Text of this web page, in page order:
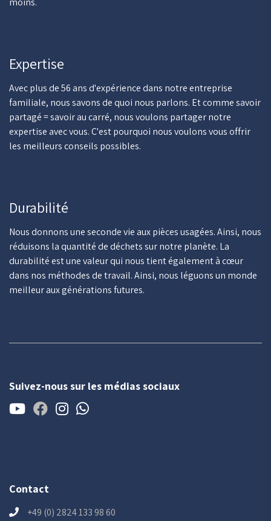
Expertise
Avec plus de 56 ans d'expérience dans notre entreprise
familiale, nous savons de quoi nous parlons. Et comme savoir
partagé = savoir au carré, nous voulons partager notre
expertise avec vous. C'est pourquoi nous voulons vous offrir
les meilleurs conseils possibles.
Durabilité
Nous donnons une seconde vie aux pièces usagées. Ainsi, nous
réduisons la quantité de déchets sur notre planète. La
durabilité est une valeur qui nous tient également à cœur
dans nos méthodes de travail. Ainsi, nous léguons un monde
meilleur aux générations futures.
Suivez-nous sur les médias sociaux
Contact
+49 (0) 2824 133 98 60